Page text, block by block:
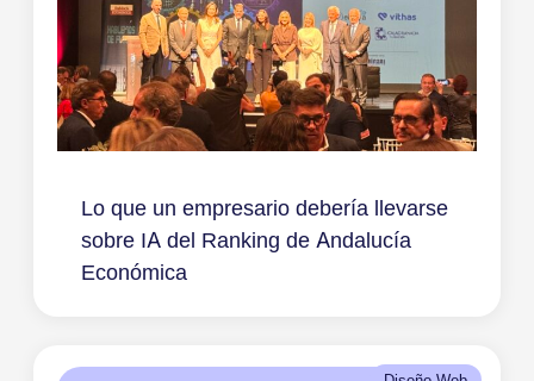
Lo que un empresario debería llevarse
sobre IA del Ranking de Andalucía
Económica